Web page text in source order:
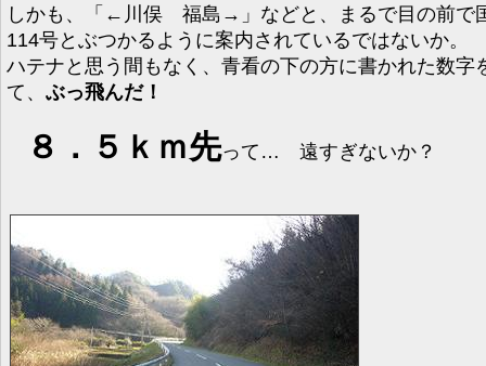
しかも、「←川俣 福島→」などと、まるで目の前で
114号とぶつかるように案内されているではないか。
ハテナと思う間もなく、青看の下の方に書かれた数字
て、 ぶっ飛んだ！
８．５ｋｍ先って… 遠すぎないか？